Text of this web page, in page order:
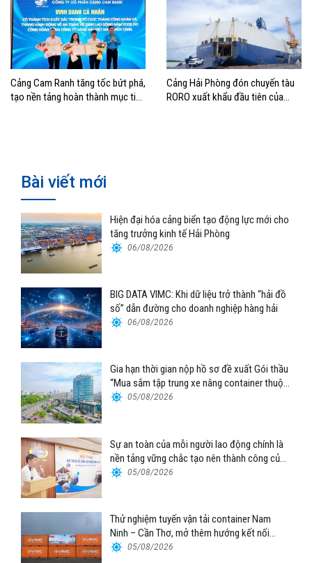
Cảng Cam Ranh tăng tốc bứt phá,
tạo nền tảng hoàn thành mục tiêu
Cảng Hải Phòng đón chuyến tàu
RORO xuất khẩu đầu tiên của
Bài viết mới
Hiện đại hóa cảng biển tạo động lực mới cho
tăng trưởng kinh tế Hải Phòng
06/08/2026
BIG DATA VIMC: Khi dữ liệu trở thành “hải đồ
số” dẫn đường cho doanh nghiệp hàng hải
06/08/2026
Gia hạn thời gian nộp hồ sơ đề xuất Gói thầu
“Mua sắm tập trung xe nâng container thuộc
Tổng công ty Hàng hải Việt Nam – CTCP”
05/08/2026
Sự an toàn của mỗi người lao động chính là
nền tảng vững chắc tạo nên thành công của
Cảng Đà Nẵng
05/08/2026
Thử nghiệm tuyến vận tải container Nam
Ninh – Cần Thơ, mở thêm hướng kết nối
logistics cho ĐBSCL
05/08/2026